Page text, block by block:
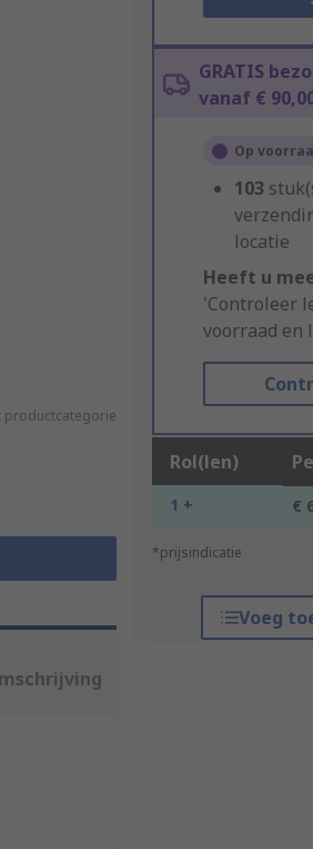
GRATIS
vanaf €
Op
103
locatie
Heeft u
'Controleer
voorraad en
Rol(len)
1 + €
*prijsindicatie
Voeg